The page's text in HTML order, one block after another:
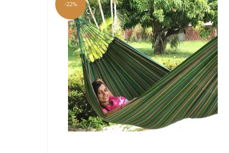
-22%